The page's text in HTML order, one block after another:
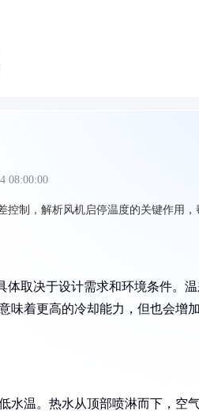
08:00:00
控制，解析风机启停温度的关键作用，
取决于设计需求和环境条件。
味着更高的冷却能力，但也会增
水温。热水从顶部喷淋而下，空